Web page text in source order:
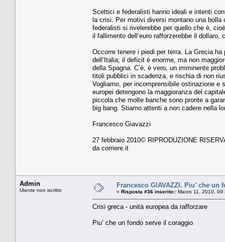
Scettici e federalisti hanno ideali e intenti
la crisi. Per motivi diversi montano una bolla
federalisti si rivelerebbe per quello che è,
il fallimento dell’euro rafforzerebbe il
Occorre tenere i piedi per terra. La Grecia
dell’Italia; il deficit è enorme, ma non
della Spagna. C’è, è vero, un imminente
titoli pubblici in scadenza, e rischia di non
Vogliamo, per incomprensibile ostinazione e
europei detengono la maggioranza del
piccola che molte banche sono pronte a
big bang. Stiamo attenti a non cadere nella
Francesco Giavazzi
27 febbraio 2010© RIPRODUZIONE
da corriere.it
Admin
Utente non iscritto
Francesco GIAVAZZI. Piu’ che
« Risposta #36 inserito:: Marzo 11, 2010,
Crisi greca - unità europea da rafforzare
Piu’ che un fondo serve il coraggio